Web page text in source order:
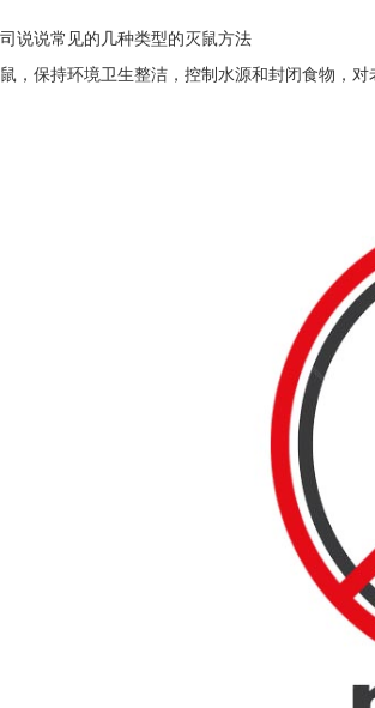
说说常见的几种类型的灭鼠方法
，保持环境卫生整洁，控制水源和封闭食物，